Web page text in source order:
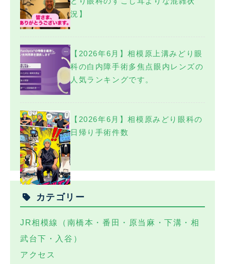
況】
【2026年6月】相模原上溝みどり眼
科の白内障手術多焦点眼内レンズの
人気ランキングです。
【2026年6月】相模原みどり眼科の
日帰り手術件数
カテゴリー
JR相模線（南橋本・番田・原当麻・下溝・相
武台下・入谷）
アクセス